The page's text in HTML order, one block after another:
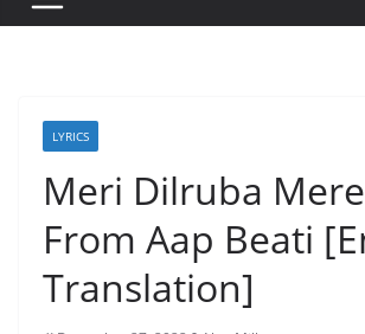
LYRICS
Meri Dilruba
From Aap Beati
Translation]